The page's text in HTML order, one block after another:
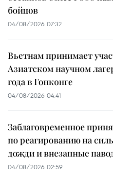
бойцов
04/08/2026 07:32
Вьетнам принимает
Азиатском научном
года в Гонконге
04/08/2026 04:41
Заблаговременное
по реагированию на
дожди и внезапные
04/08/2026 02:59